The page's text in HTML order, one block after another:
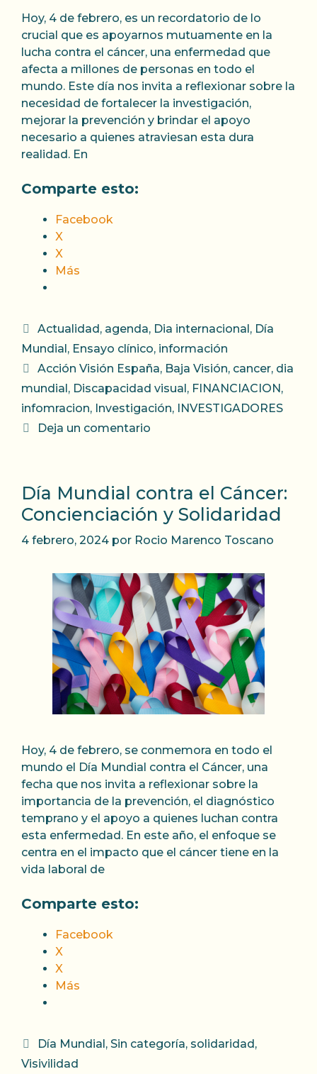
Hoy, 4 de febrero, es un recordatorio de lo
crucial que es apoyarnos mutuamente en la
lucha contra el cáncer, una enfermedad que
afecta a millones de personas en todo el
mundo. Este día nos invita a reflexionar sobre la
necesidad de fortalecer la investigación,
mejorar la prevención y brindar el apoyo
necesario a quienes atraviesan esta dura
realidad. En
Comparte esto:
Facebook
X
X
Más
Categorías
Actualidad , agenda, Dia internacional , Día
Mundial , Ensayo clínico, información
Etiquetas
Acción Visión España, Baja Visión, cancer, dia
mundial , Discapacidad visual , FINANCIACION ,
infomracion, Investigación,
INVESTIGADORES
Deja un comentario
Día Mundial contra el Cáncer:
Concienciación y Solidaridad
4 febrero, 2024 por Rocio Marenco Toscano
Hoy, 4 de febrero, se conmemora en todo el
mundo el Día Mundial contra el Cáncer, una
fecha que nos invita a reflexionar sobre la
importancia de la prevención, el diagnóstico
temprano y el apoyo a quienes luchan contra
esta enfermedad. En este año, el enfoque se
centra en el impacto que el cáncer tiene en la
vida laboral de
Comparte esto:
Facebook
X
X
Más
Categorías
Día Mundial , Sin categoría, solidaridad ,
Visivilidad